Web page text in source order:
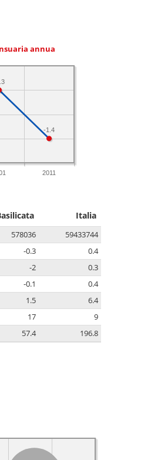
annua
2011
-1.4
Italia
578036
59433744
-0.3
0.4
-2
0.3
-0.1
0.4
1.5
6.4
17
9
57.4 196.8